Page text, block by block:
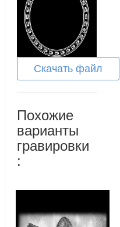
Скачать файл
Похожие
варианты
гравировки
: